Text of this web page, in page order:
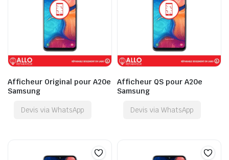
Afficheur Original pour A20e
Samsung
Devis via WhatsApp
Afficheur QS pour A20e
Samsung
Devis via WhatsApp